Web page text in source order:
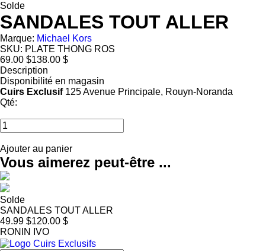
Solde
SANDALES TOUT ALLER
Marque: Michael Kors
SKU: PLATE THONG ROS
69.00 $138.00 $
Description
Disponibilité en magasin
Cuirs Exclusif 125 Avenue Principale, Rouyn-Noranda
Qté:
Ajouter au panier
Vous aimerez peut-être ...
Solde
SANDALES TOUT ALLER
49.99 $120.00 $
RONIN IVO